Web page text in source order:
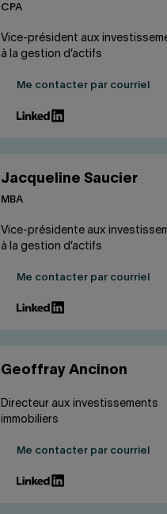
CPA
Vice-président aux
à la gestion d’actifs
Me contacter par courriel
Jacqueline Saucier
MBA
Vice-présidente aux
à la gestion d’actifs
Me contacter par courriel
Geoffray Ancinon
Directeur aux investissements
immobiliers
Me contacter par courriel